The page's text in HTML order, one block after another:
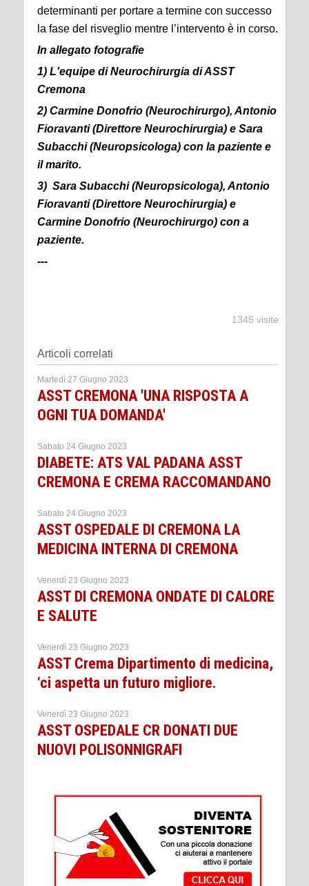
determinanti per portare a termine con successo
la fase del risveglio mentre l’intervento è in corso.
In allegato fotografie
1) L'equipe di Neurochirurgia di ASST
Cremona
2) Carmine Donofrio (Neurochirurgo), Antonio
Fioravanti (Direttore Neurochirurgia) e Sara
Subacchi (Neuropsicologa) con la paziente e
il marito.
3) Sara Subacchi (Neuropsicologa), Antonio
Fioravanti (Direttore Neurochirurgia) e
Carmine Donofrio (Neurochirurgo) con a
paziente.
---
1345 visite
Articoli correlati
Martedì 27 Giugno 2023
ASST CREMONA 'UNA RISPOSTA A
OGNI TUA DOMANDA'
Sabato 24 Giugno 2023
DIABETE: ATS VAL PADANA ASST
CREMONA E CREMA RACCOMANDANO
Sabato 24 Giugno 2023
ASST OSPEDALE DI CREMONA LA
MEDICINA INTERNA DI CREMONA
Venerdì 23 Giugno 2023
ASST DI CREMONA ONDATE DI CALORE
E SALUTE
Venerdì 23 Giugno 2023
ASST Crema Dipartimento di medicina,
‘ci aspetta un futuro migliore.
Venerdì 23 Giugno 2023
ASST OSPEDALE CR DONATI DUE
NUOVI POLISONNIGRAFI